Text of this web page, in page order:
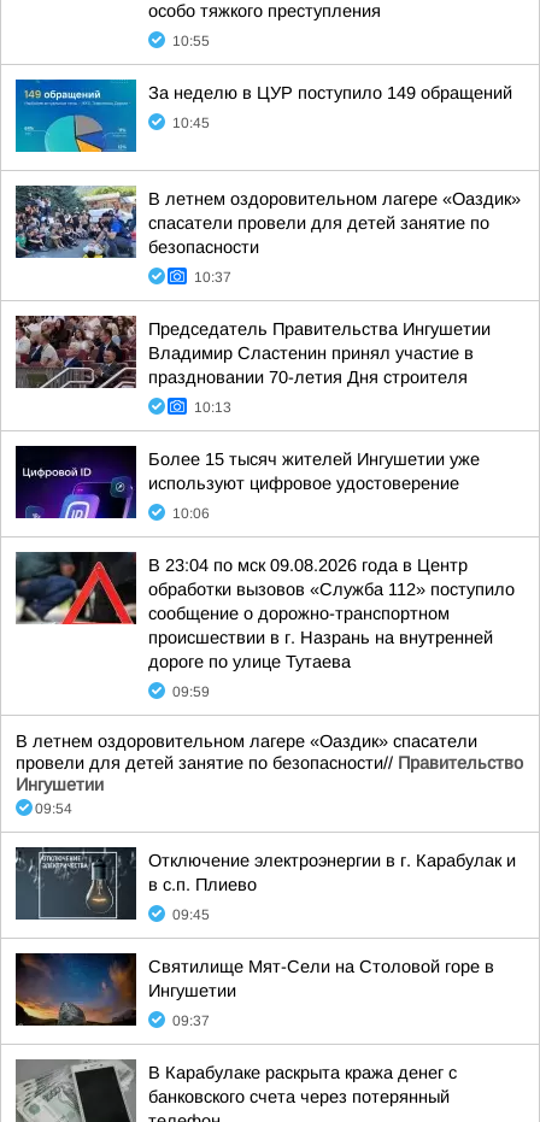
особо тяжкого преступления
10:55
За неделю в ЦУР поступило 149 обращений
10:45
В летнем оздоровительном лагере «Оаздик»
спасатели провели для детей занятие по
безопасности
10:37
Председатель Правительства Ингушетии
Владимир Сластенин принял участие в
праздновании 70-летия Дня строителя
10:13
Более 15 тысяч жителей Ингушетии уже
используют цифровое удостоверение
10:06
В 23:04 по мск 09.08.2026 года в Центр
обработки вызовов «Служба 112» поступило
сообщение о дорожно-транспортном
происшествии в г. Назрань на внутренней
дороге по улице Тутаева
09:59
В летнем оздоровительном лагере «Оаздик» спасатели
провели для детей занятие по безопасности// Правительство
Ингушетии
09:54
Отключение электроэнергии в г. Карабулак и
в с.п. Плиево
09:45
Святилище Мят-Сели на Столовой горе в
Ингушетии
09:37
В Карабулаке раскрыта кража денег с
банковского счета через потерянный